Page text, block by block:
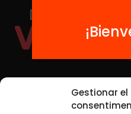
Gestionar el
Redes sociales